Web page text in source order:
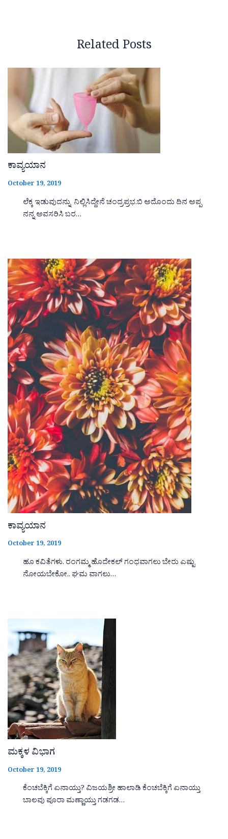
Related Posts
ಕಾವ್ಯಯಾನ
October 19, 2019
ಲೆಕ್ಕ ಇಡುವುದನ್ನು ನಿಲ್ಲಿಸಿದ್ದೇನೆ ಚಂದ್ರಪ್ರಭ.ಬಿ ಅದೊಂದು ದಿನ ಅಪ್ಪ
ನನ್ನ ಅವಸರಿಸಿ ಬರ…
ಕಾವ್ಯಯಾನ
October 19, 2019
ಹೂ ಕವಿತೆಗಳು. ರಂಗಮ್ಮ ಹೊದೇಕಲ್ ಗಂಧವಾಗಲು ಬೇರು ಎಷ್ಟು
ನೋಯಬೇಕೋ.. ಘಮ ವಾಗಲು…
ಮಕ್ಕಳ ವಿಭಾಗ
October 19, 2019
ಕೆಂಚಬೆಕ್ಕಿಗೆ ಏನಾಯ್ತು? ವಿಜಯಶ್ರೀ ಹಾಲಾಡಿ ಕೆಂಚಬೆಕ್ಕಿಗೆ ಏನಾಯ್ತು
ಬಾಲವು ಪೂರಾ ಮಣ್ಣಾಯ್ತು ಗಡಗಡ…